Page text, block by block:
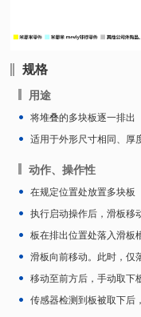
规格
用途
将堆叠的多块板逐一排出
适用于外形尺寸相同、厚
动作、操作性
在规定位置处放置多块板
执行启动操作后，滑板移
板在排出位置处落入滑板
滑板向前移动。此时，仅
移动至前方后，手动取下
传感器检测到板被取下后